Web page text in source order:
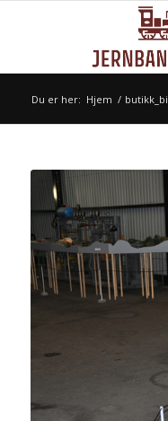
Du er her: Hjem /